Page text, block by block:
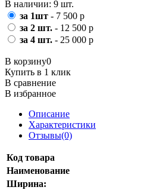
В наличии: 9 шт.
за 1шт - 7 500 р
за 2 шт. - 12 500 р
за 4 шт. - 25 000 р
В корзину0
Купить в 1 клик
В сравнение
В избранное
Описание
Характеристики
Отзывы(0)
Код товара
Наименование
Ширина: